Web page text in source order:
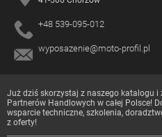
+48 539-095-012
wyposazenie@moto-profil.pl
Już dziś skorzystaj z naszego katalogu i
Partnerów Handlowych w całej Polsce!
wsparcie techniczne, szkolenia,
z oferty!